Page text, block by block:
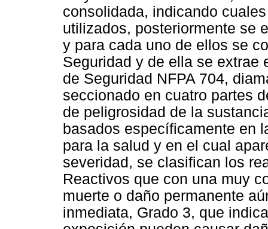
consolidada, indicando
utilizados, posteriormente se
y para cada uno de ellos se
Seguridad y de ella se extrae
de Seguridad NFPA 704,
seccionado en cuatro partes
de peligrosidad de la
basados específicamente en
para la salud y en el cual
severidad, se clasifican los
Reactivos que con una muy
muerte o daño permanente
inmediata, Grado 3, que